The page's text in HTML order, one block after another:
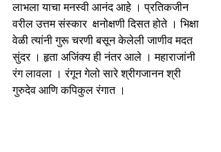
लाभला याचा मनस्वी आनंद आहे । प्रतिकजीन
वरील उत्तम संस्कार  क्षनोक्षणी दिसत होते । भिक्षा
वेळी त्यांनी गुरू चरणी बसून केलेली जाणीव मदत
सुंदर । हृता अजिंक्य ही नंतर आले । महाराजांनी
रंग लावला । रंगून गेलो सारे श्रीगजानन श्री
गुरुदेव आणि कपिकुल रंगात ।